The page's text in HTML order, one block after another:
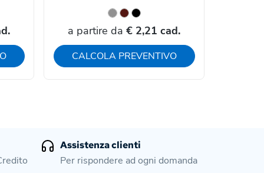
a partire da € 2,21 cad.
CALCOLA PREVENTIVO
Assistenza clienti
Per rispondere ad ogni domanda